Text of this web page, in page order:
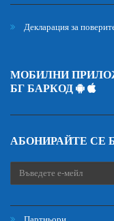
Декларация за
МОБИЛНИ
БГ БАРКОД
АБОНИРАЙТЕ СЕ